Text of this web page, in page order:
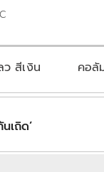
ว สีเงิน คอลั
เถิด’